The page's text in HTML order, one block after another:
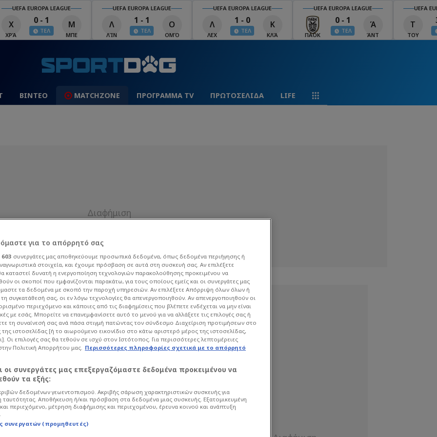
UEFA EUROPA LEAGUE
Χ
ΧΡΆ
0 - 1
ΤΕΛ
Μ
ΜΠΕ
UEFA EUROPA LEAGUE
Λ
ΛΊΝ
1 - 1
ΤΕΛ
Ο
ΟΜΌ
UEFA EUROPA LEAGUE
Λ
ΛΕΧ
1 - 0
ΤΕΛ
Κ
ΚΛΆ
UEFA EUROPA LEAGUE
ΠΑΟΚ
0 - 1
ΤΕΛ
Ά
ΆΝΤ
UEFA
Τ
ΤΟΥ
ΒΙΝΤΕΟ MATCHZONE ΠΡΟΓΡΑΜΜΑ TV ΠΡΩΤΟΣΕΛΙΔΑ LIFE
τραγουδίστρια
Οικονομόπουλο
χαμογελαστός την κάμερα, όμως την
συνάδελφός του που τον
για το απόρρητό σας
603 συνεργάτες μας αποθηκεύουμε προσωπικά δεδομένα, όπως δεδομένα περιήγησης ή
στοιχεία, και έχουμε πρόσβαση σε αυτά στη συσκευή σας. Αν επιλέξετε
καταστεί δυνατή η ενεργοποίηση τεχνολογιών παρακολούθησης προκειμένου να
οι σκοποί που εμφανίζονται παρακάτω, για τους οποίους εμείς και οι συνεργάτες μας
τα δεδομένα με σκοπό την παροχή υπηρεσιών. Αν επιλέξετε Απόρριψη όλων όλων ή
συγκατάθεσή σας, οι εν λόγω τεχνολογίες θα απενεργοποιηθούν. Αν απενεργοποιηθούν οι
περιεχόμενο και κάποιες από τις διαφημίσεις που βλέπετε ενδέχεται να μην είναι
με εσάς. Μπορείτε να επανεμφανίσετε αυτό το μενού για να αλλάξετε τις επιλογές σας ή
τη συναίνεσή σας ανά πάσα στιγμή πατώντας τον σύνδεσμο Διαχείριση προτιμήσεων στο
ιστοσελίδας [ή το αιωρούμενο εικονίδιο στο κάτω αριστερό μέρος της ιστοσελίδας,
Οι επιλογές σας θα τεθούν σε ισχύ στον Ιστότοπος. Για περισσότερες λεπτομέρειες
Πολιτική Απορρήτου μας. Περισσότερες πληροφορίες σχετικά με το απόρρητό
οι συνεργάτες μας επεξεργαζόμαστε δεδομένα προκειμένου να
τα εξής:
δεδομένων γεωεντοπισμού. Ακριβής σάρωση χαρακτηριστικών συσκευής για
ταυτότητας. Αποθήκευση ή/και πρόσβαση στα δεδομένα μιας συσκευής. Εξατομικευμένη
περιεχόμενο, μέτρηση διαφήμισης και περιεχομένου, έρευνα κοινού και ανάπτυξη
συνεργατών (προμηθευτές)